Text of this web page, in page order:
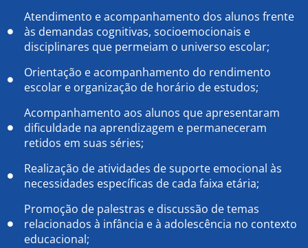
Atendimento e acompanhamento dos alunos frente
às demandas cognitivas, socioemocionais e
disciplinares que permeiam o universo escolar;
Orientação e acompanhamento do rendimento
escolar e organização de horário de estudos;
Acompanhamento aos alunos que apresentaram
dificuldade na aprendizagem e permaneceram
retidos em suas séries;
Realização de atividades de suporte emocional às
necessidades específicas de cada faixa etária;
Promoção de palestras e discussão de temas
relacionados à infância e à adolescência no contexto
educacional;